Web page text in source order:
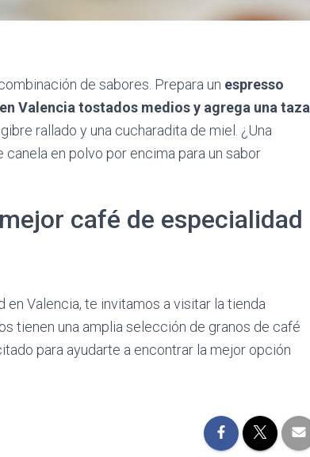
de sabores. Prepara un espresso
Valencia tostados medios y agrega una taza
rallado y una cucharadita de miel. ¿Una
en polvo por encima para un sabor
café de especialidad
Valencia, te invitamos a visitar la tienda
tienen una amplia selección de granos de café
para ayudarte a encontrar la mejor opción